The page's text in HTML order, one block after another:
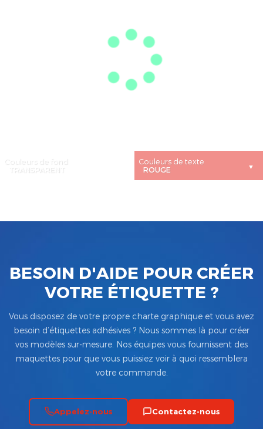
Couleurs de fond Couleurs de texte
BESOIN D'AIDE POUR CRÉER
VOTRE ÉTIQUETTE ?
Vous disposez de votre propre charte graphique et vous avez
besoin d’étiquettes adhésives ? Nous sommes là pour créer
vos modèles sur-mesure. Nos équipes vous fournissent des
maquettes pour que vous puissiez voir à quoi ressemblera
votre commande.
Appelez-nous Contactez-nous